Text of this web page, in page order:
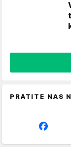
PRATITE NAS